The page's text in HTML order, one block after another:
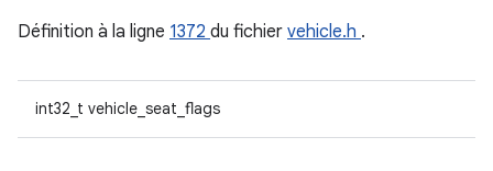
Définition à la ligne 1372 du fichier vehicle.h .
int32_t vehicle_seat_flags